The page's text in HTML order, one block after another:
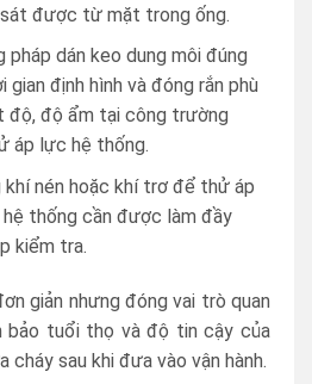
được từ mặt trong ống.
pháp dán keo dung môi đúng
định hình và đóng rắn phù
độ, độ ẩm tại công trường
áp lực hệ thống.
nén hoặc khí trơ để thử áp
thống cần được làm đầy
kiểm tra.
giản nhưng đóng vai trò quan
bảo tuổi thọ và độ tin cậy của
cháy sau khi đưa vào vận hành.